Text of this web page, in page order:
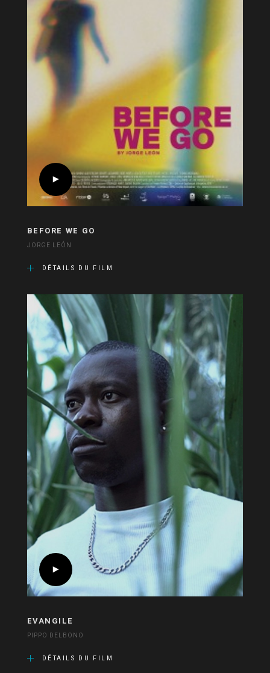
BEFORE WE GO
JORGE LEÓN
DÉTAILS DU FILM
EVANGILE
PIPPO DELBONO
DÉTAILS DU FILM